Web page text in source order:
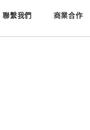
聯繫我們 商業合作